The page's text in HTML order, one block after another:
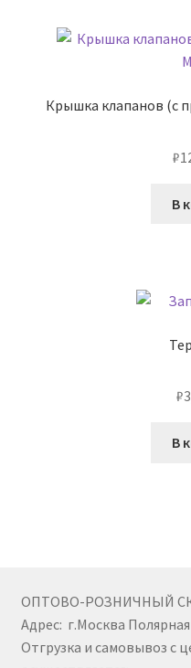
Крышка клапанов (с
₽
В
₽
В
ОПТОВО-РОЗНИЧНЫЙ
Адрес: г.Москва
Отгрузка и самовывоз с